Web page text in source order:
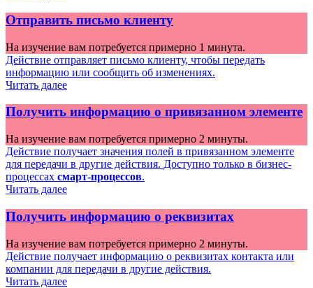
Отправить письмо клиенту
На изучение вам потребуется примерно 1 минута.
Действие отправляет письмо клиенту, чтобы передать
информацию или сообщить об изменениях.
Читать далее
Получить информацию о привязанном элементе
На изучение вам потребуется примерно 2 минуты.
Действие получает значения полей в привязанном элементе
для передачи в другие действия. Доступно только в бизнес-
процессах смарт-процессов.
Читать далее
Получить информацию о реквизитах
На изучение вам потребуется примерно 2 минуты.
Действие получает информацию о реквизитах контакта или
компании для передачи в другие действия.
Читать далее